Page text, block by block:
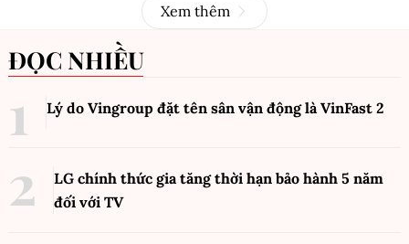
Xem thêm
ĐỌC NHIỀU
Lý do Vingroup đặt tên sân vận động là VinFast 2
LG chính thức gia tăng thời hạn bảo hành 5 năm
đối với TV